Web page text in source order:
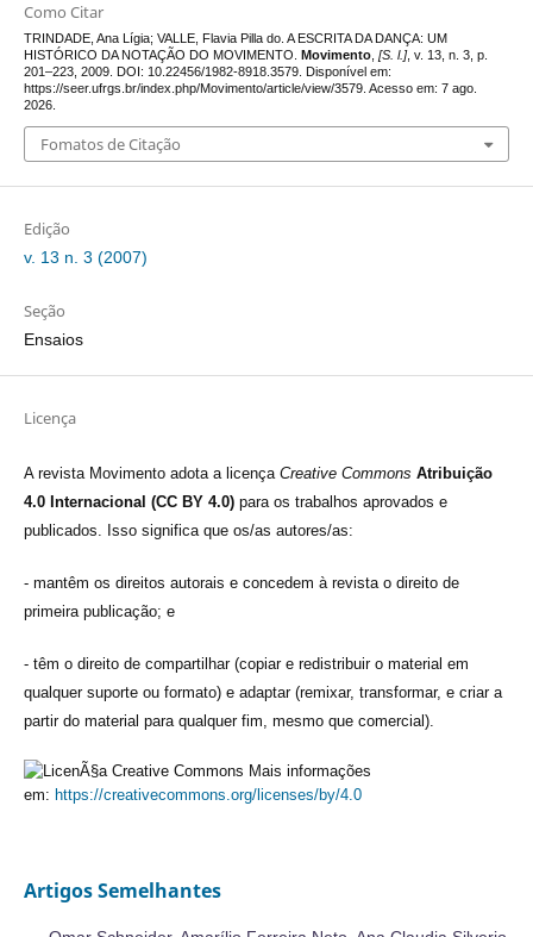
Como Citar
TRINDADE, Ana Lígia; VALLE, Flavia Pilla do. A ESCRITA DA DANÇA: UM
HISTÓRICO DA NOTAÇÃO DO MOVIMENTO.
Movimento, [S. l.], v. 13, n. 3, p.
201–223, 2009. DOI: 10.22456/1982-8918.3579. Disponível em:
https://seer.ufrgs.br/index.php/Movimento/article/view/3579. Acesso em: 7 ago.
2026.
Fomatos de Citação
Edição
v. 13 n. 3 (2007)
Seção
Ensaios
Licença
A revista Movimento adota a licença Creative Commons Atribuição
4.0 Internacional (CC BY 4.0)para os trabalhos aprovados e
publicados. Isso significa que os/as autores/as:
- mantêm os direitos autorais e concedem à revista o direito de
primeira publicação; e
- têm o direito de compartilhar (copiar e redistribuir o material em
qualquer suporte ou formato) e adaptar (remixar, transformar, e criar a
partir do material para qualquer fim, mesmo que comercial).
Mais informações
em: https://creativecommons.org/licenses/by/4.0
Artigos Semelhantes